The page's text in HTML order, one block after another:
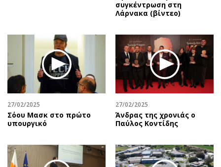
συγκέντρωση στη
Λάρνακα (βίντεο)
27/02/2025
Σόου Μασκ στο πρώτο
υπουργικό
27/02/2025
Άνδρας της χρονιάς ο
Παύλος Κοντίδης